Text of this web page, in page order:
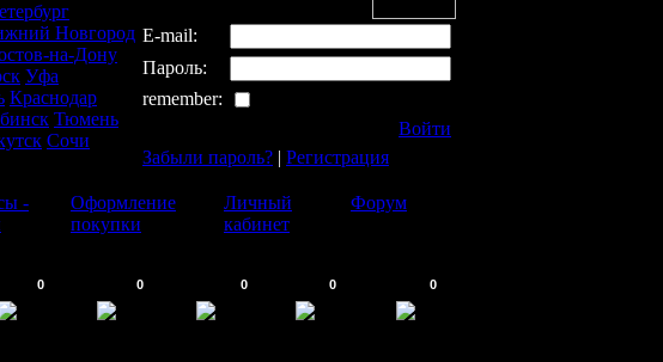
Новгород
на-Дону
Уфа
Краснодар
Тюмень
Сочи
E-mail:
Пароль:
remember:
Войти
Забыли пароль? | Регистрация
-
Оформление
покупки
Личный
кабинет
Форум
0 0 0 0 0